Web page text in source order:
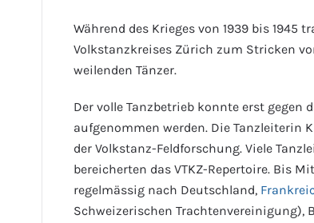
Während des Krieges von 1939 bis 1945
Volkstanzkreises Zürich zum Stricken
weilenden Tänzer.
Der volle Tanzbetrieb konnte erst gegen
aufgenommen werden. Die Tanzleiterin
der Volkstanz-Feldforschung. Viele
bereicherten das VTKZ-Repertoire. Bis
regelmässig nach Deutschland,
Schweizerischen Trachtenvereinigung),